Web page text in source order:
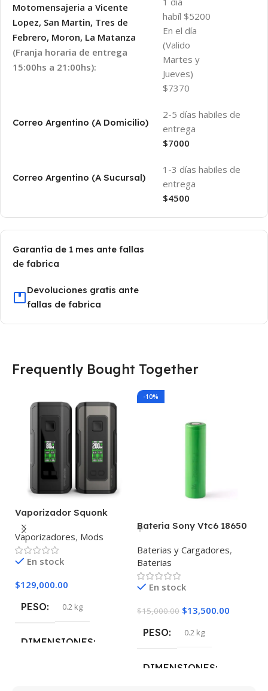
Motomensajeria a Vicente
Lopez, San Martin, Tres de
Febrero, Moron, La Matanza
(Franja horaria de entrega
15:00hs a 21:00hs):
habíl $5200
En el día
(Valido
Martes y
Jueves)
$7370
Correo Argentino (A Domicilio)
2-5 días habiles de
entrega
$7000
Correo Argentino (A Sucursal)
1-3 días habiles de
entrega
$4500
Garantía de 1 mes ante fallas
de fabrica
Devoluciones gratis ante
fallas de fabrica
Frequently Bought Together
Vaporizador Squonk
Wotofo Profile
Vaporizadores, Mods
En stock
$129,000.00
PESO
0.2 kg
DIMENSIONES
-10%
Bateria Sony Vtc6 18650
Baterias y Cargadores,
Baterias
En stock
$15,000.00 $13,500.00
PESO
0.2 kg
DIMENSIONES